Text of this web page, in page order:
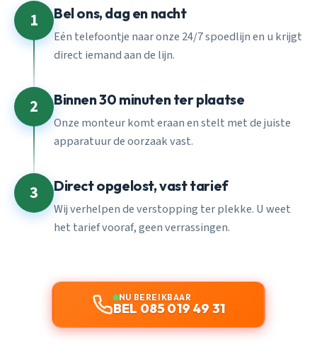
1 Bel ons, dag en nacht
Eén telefoontje naar onze 24/7 spoedlijn en u krijgt
direct iemand aan de lijn.
2 Binnen 30 minuten ter plaatse
Onze monteur komt eraan en stelt met de juiste
apparatuur de oorzaak vast.
3 Direct opgelost, vast tarief
Wij verhelpen de verstopping ter plekke. U weet
het tarief vooraf, geen verrassingen.
NU BEREIKBAAR
BEL 085 019 49 31